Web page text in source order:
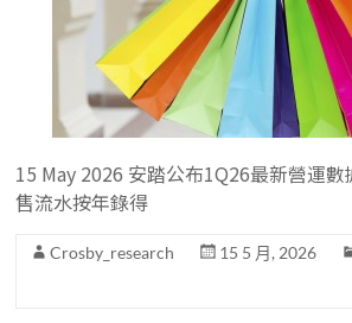
15 May 2026 安踏公布1Q26最新營運
售流水按年錄得
Crosby_research 15 5 月, 2026